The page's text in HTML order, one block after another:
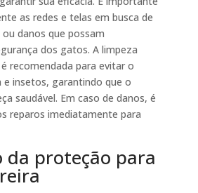
as redes e telas em busca de
danos que possam
dos gatos. A limpeza
recomendada para evitar o
e insetos, garantindo que o
saudável. Em caso de danos, é
reparos imediatamente para
da proteção para